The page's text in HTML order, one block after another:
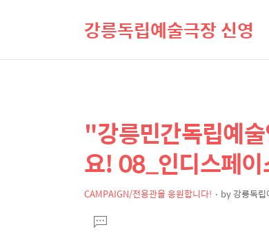
강릉독립예술극장 신영
상
컨
텐
본
제
"강릉민간독립예
요! 08_인디스페이
CAMPAIGN/전용관을 응원합니다! by강릉독
문댓
글